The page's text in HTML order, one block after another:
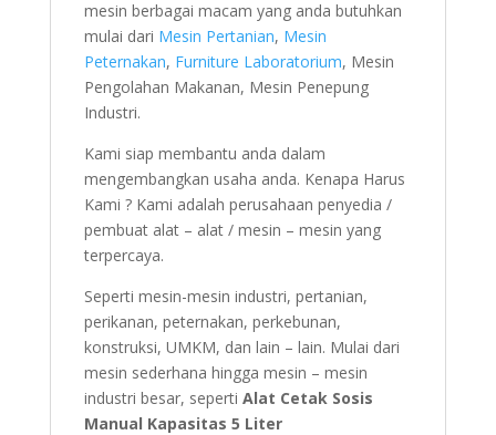
mesin berbagai macam yang anda butuhkan
mulai dari Mesin Pertanian, Mesin
Peternakan, Furniture Laboratorium, Mesin
Pengolahan Makanan, Mesin Penepung
Industri.
Kami siap membantu anda dalam
mengembangkan usaha anda. Kenapa Harus
Kami ? Kami adalah perusahaan penyedia /
pembuat alat – alat / mesin – mesin yang
terpercaya.
Seperti mesin-mesin industri, pertanian,
perikanan, peternakan, perkebunan,
konstruksi, UMKM, dan lain – lain. Mulai dari
mesin sederhana hingga mesin – mesin
industri besar, seperti Alat Cetak Sosis
Manual Kapasitas 5 Liter